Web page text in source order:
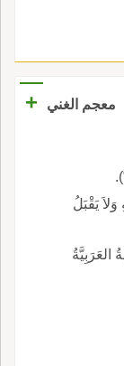
معجم الغني +
يَقْبَلُ
العَرَبِيَّةُ